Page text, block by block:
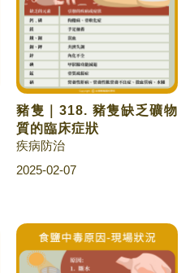
豬隻｜318. 豬隻缺乏礦物
質的臨床症狀
疾病防治
2025-02-07